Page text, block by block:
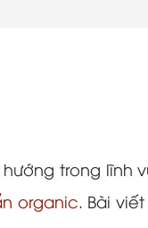
trong lĩnh
organic. Bài